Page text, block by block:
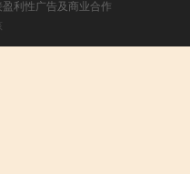
利性广告及商业合作